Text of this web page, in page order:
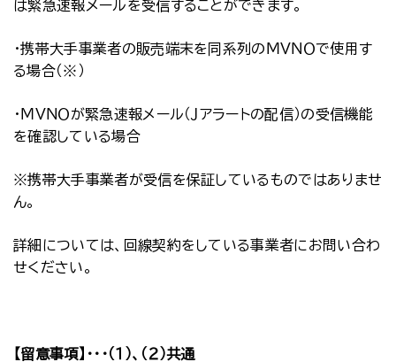
は緊急速報メールを受信することができます。
・携帯大手事業者の販売端末を同系列のＭＶＮＯで使用す
る場合（※）
・ＭＶＮＯが緊急速報メール（Ｊアラートの配信）の受信機能
を確認している場合
※携帯大手事業者が受信を保証しているものではありませ
ん。
詳細については、回線契約をしている事業者にお問い合わ
せください。
【留意事項】・・・（１）、（２）共通